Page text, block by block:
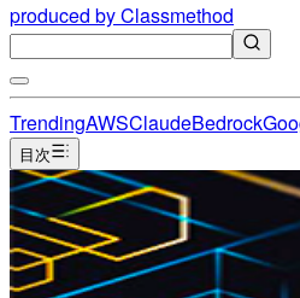
produced by Classmethod
TrendingAWSClaudeBedrock
目次